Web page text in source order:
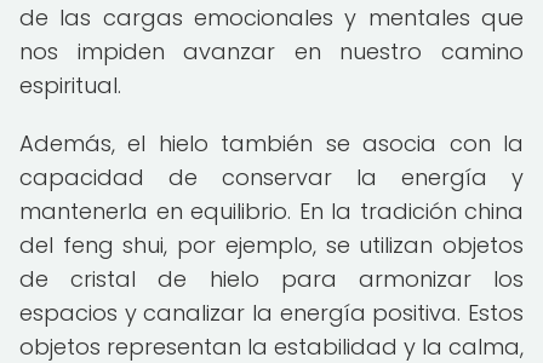
de las cargas emocionales y mentales que
nos impiden avanzar en nuestro camino
espiritual.
Además, el hielo también se asocia con la
capacidad de conservar la energía y
mantenerla en equilibrio. En la tradición china
del feng shui, por ejemplo, se utilizan objetos
de cristal de hielo para armonizar los
espacios y canalizar la energía positiva. Estos
objetos representan la estabilidad y la calma,